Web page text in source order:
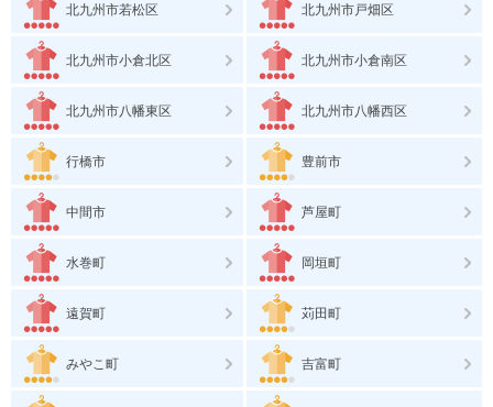
北九州市若松区 北九州市戸畑区
北九州市小倉北区 北九州市小倉南区
北九州市八幡東区 北九州市八幡西区
行橋市 豊前市
中間市 芦屋町
水巻町 岡垣町
遠賀町 苅田町
みやこ町 吉富町